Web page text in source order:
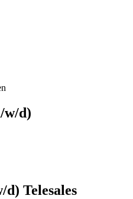
w/d)
Telesales